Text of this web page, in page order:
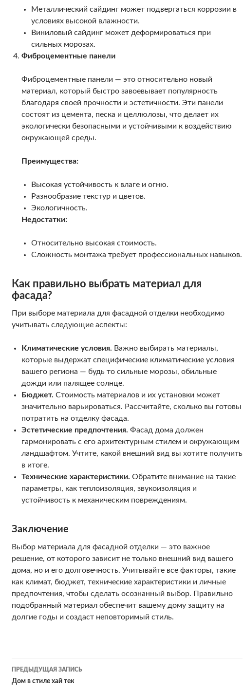
Металлический сайдинг может подвергаться коррозии в
условиях высокой влажности.
Виниловый сайдинг может деформироваться при
сильных морозах.
Фиброцементные панели
Фиброцементные панели — это относительно новый
материал, который быстро завоевывает популярность
благодаря своей прочности и эстетичности. Эти панели
состоят из цемента, песка и целлюлозы, что делает их
экологически безопасными и устойчивыми к воздействию
окружающей среды.
Преимущества:
Высокая устойчивость к влаге и огню.
Разнообразие текстур и цветов.
Экологичность.
Недостатки:
Относительно высокая стоимость.
Сложность монтажа требует профессиональных навыков.
Как правильно выбрать материал для
фасада?
При выборе материала для фасадной отделки необходимо
учитывать следующие аспекты:
Климатические условия. Важно выбирать материалы,
которые выдержат специфические климатические условия
вашего региона — будь то сильные морозы, обильные
дожди или палящее солнце.
Бюджет. Стоимость материалов и их установки может
значительно варьироваться. Рассчитайте, сколько вы готовы
потратить на отделку фасада.
Эстетические предпочтения. Фасад дома должен
гармонировать с его архитектурным стилем и окружающим
ландшафтом. Учтите, какой внешний вид вы хотите получить
в итоге.
Технические характеристики. Обратите внимание на такие
параметры, как теплоизоляция, звукоизоляция и
устойчивость к механическим повреждениям.
Заключение
Выбор материала для фасадной отделки — это важное
решение, от которого зависит не только внешний вид вашего
дома, но и его долговечность. Учитывайте все факторы, такие
как климат, бюджет, технические характеристики и личные
предпочтения, чтобы сделать осознанный выбор. Правильно
подобранный материал обеспечит вашему дому защиту на
долгие годы и создаст неповторимый стиль.
Навигация
ПРЕДЫДУЩАЯ ЗАПИСЬ
Дом в стиле хай тек